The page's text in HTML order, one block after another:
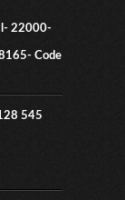
22000-
Code
545